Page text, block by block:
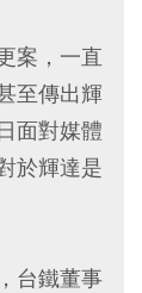
案，一直
至傳出輝
面對媒體
於輝達是
台鐵董事